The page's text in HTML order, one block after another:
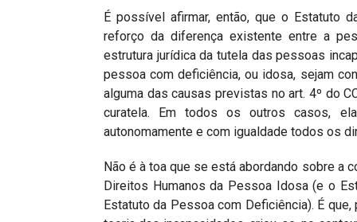
É possível afirmar, então, que o Estatuto
reforço da diferença existente entre a
estrutura jurídica da tutela das pessoas
pessoa com deficiência, ou idosa, sejam
alguma das causas previstas no art. 4º do
curatela. Em todos os outros casos,
autonomamente e com igualdade todos os
Não é à toa que se está abordando sobre a
Direitos Humanos da Pessoa Idosa (e o
Estatuto da Pessoa com Deficiência). É